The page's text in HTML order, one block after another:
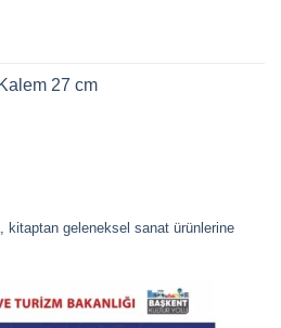
27 cm
kitaptan geleneksel sanat ürünlerine